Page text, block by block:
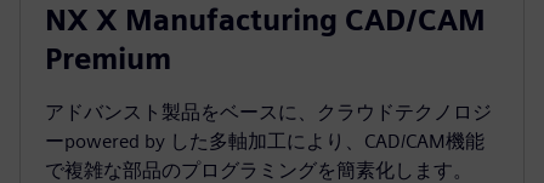
NX X Manufacturing CAD/CAM
Premium
アドバンスト製品をベースに、クラウドテクノロジ
ーpowered by した多軸加工により、CAD/CAM機能
で複雑な部品のプログラミングを簡素化します。